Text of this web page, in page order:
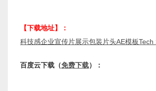
【下载地址】：
科技感企业宣传片展示包装片头AE模板
百度云下载（免费下载）：